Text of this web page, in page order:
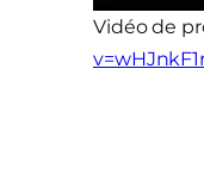
Vidéo de